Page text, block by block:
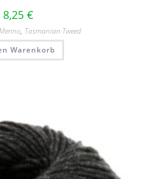
8,25 €
, Tasmanian Tweed
Warenkorb